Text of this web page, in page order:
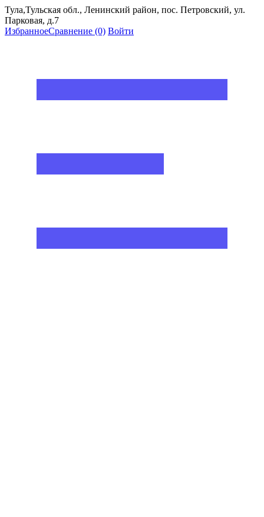
Тула,Тульская обл., Ленинский район, пос. Петровский, ул.
Парковая, д.7
ИзбранноеСравнение (0) Войти